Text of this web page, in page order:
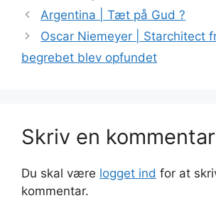
Argentina | Tæt på Gud ?
Oscar Niemeyer | Starchitect
begrebet blev opfundet
Skriv en kommentar
Du skal være logget ind for at
kommentar.